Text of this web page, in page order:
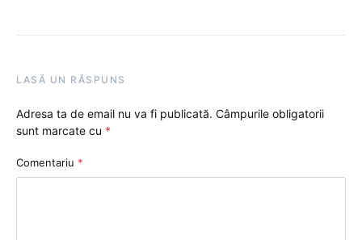
LASĂ UN RĂSPUNS
Adresa ta de email nu va fi publicată. Câmpurile obligatorii
sunt marcate cu *
Comentariu *